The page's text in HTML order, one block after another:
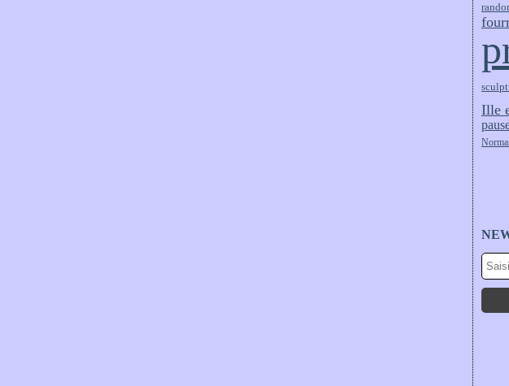
Ille